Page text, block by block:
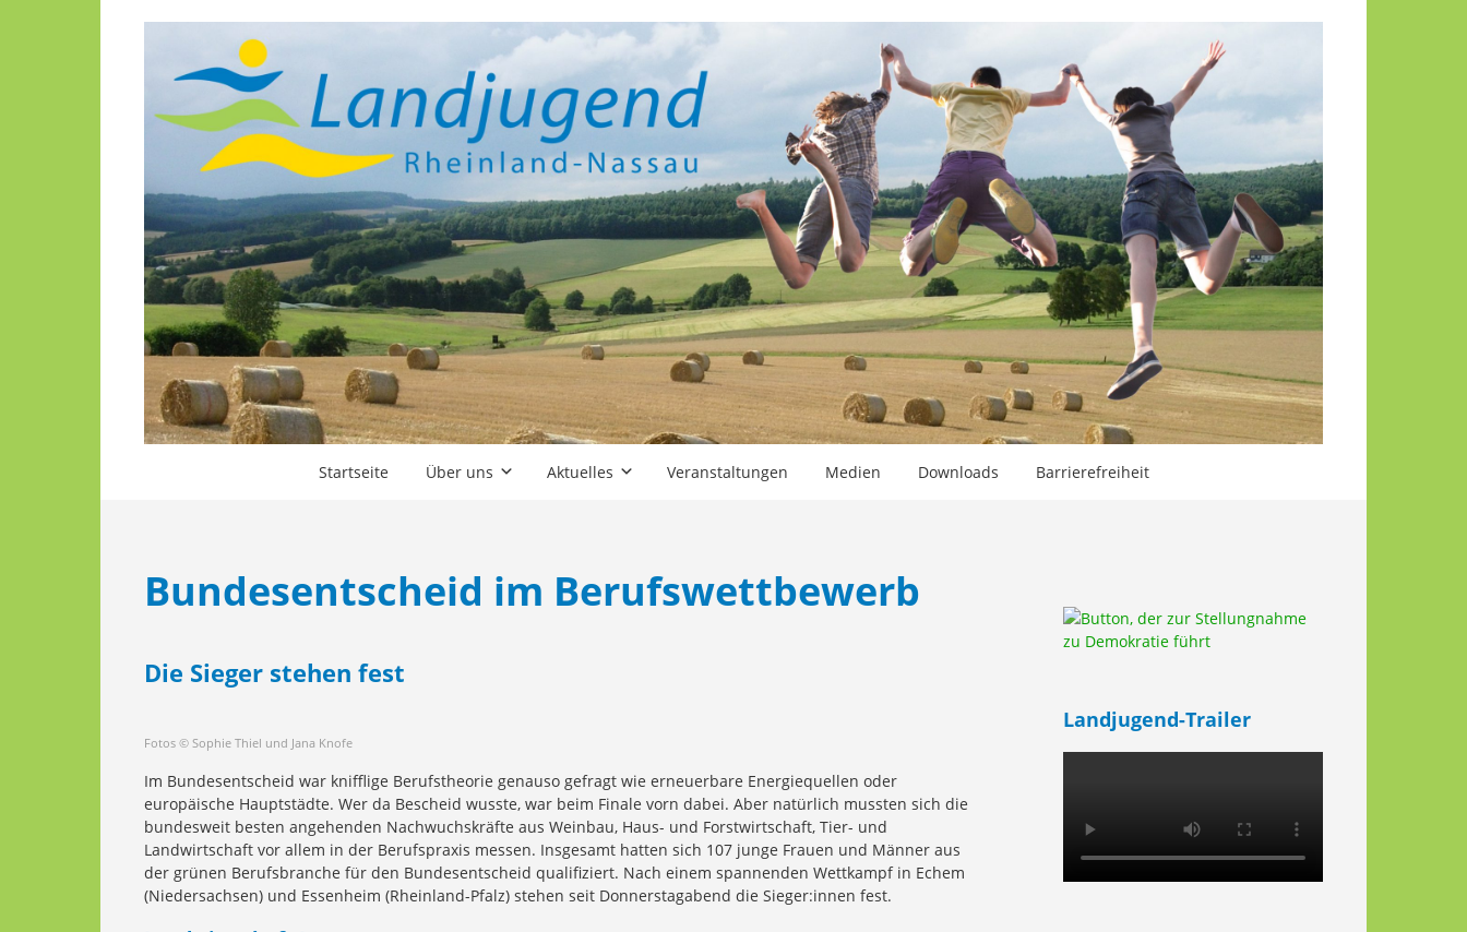
Startseite Über uns Aktuelles Veranstaltungen Medien Downloads Barrierefreiheit
Bundesentscheid im Berufswettbewerb
Die Sieger stehen fest
Fotos © Sophie Thiel und Jana Knofe
Im Bundesentscheid war knifflige Berufstheorie genauso gefragt wie erneuerbare Energiequellen oder
europäische Hauptstädte. Wer da Bescheid wusste, war beim Finale vorn dabei. Aber natürlich mussten sich die
bundesweit besten angehenden Nachwuchskräfte aus Weinbau, Haus- und Forstwirtschaft, Tier- und
Landwirtschaft vor allem in der Berufspraxis messen. Insgesamt hatten sich 107 junge Frauen und Männer aus
der grünen Berufsbranche für den Bundesentscheid qualifiziert. Nach einem spannenden Wettkampf in Echem
(Niedersachsen) und Essenheim (Rheinland-Pfalz) stehen seit Donnerstagabend die Sieger:innen fest.
Landjugend-Trailer